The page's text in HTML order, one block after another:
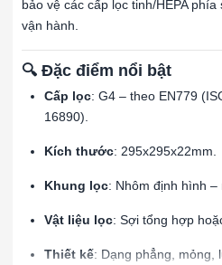
bảo vệ các cấp lọc tinh/HEPA
vận hành.
🔍 Đặc điểm nổi bật
Cấp lọc: G4 – theo EN779
16890).
Kích thước: 295x295x22mm.
Khung lọc: Nhôm định hình –
Vật liệu lọc: Sợi tổng hợp
Thiết kế: Dạng phẳng, mỏng,